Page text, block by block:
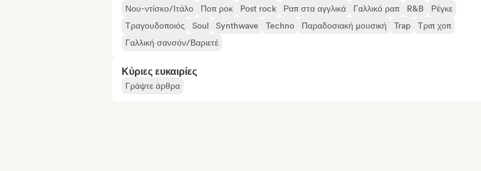
Νου-ντίσκο/Ιτάλο
Ποπ ροκ Post rock Ραπ στα αγγλικά Γαλλικό ραπ R&B
Ρέγκε
Τραγουδοποιός
Soul Synthwave Techno Παραδοσιακή μουσική Trap
Τριπ χοπ
Γαλλική σανσόν/Βαριετέ
Κύριες ευκαιρίες
Γράψτε άρθρα